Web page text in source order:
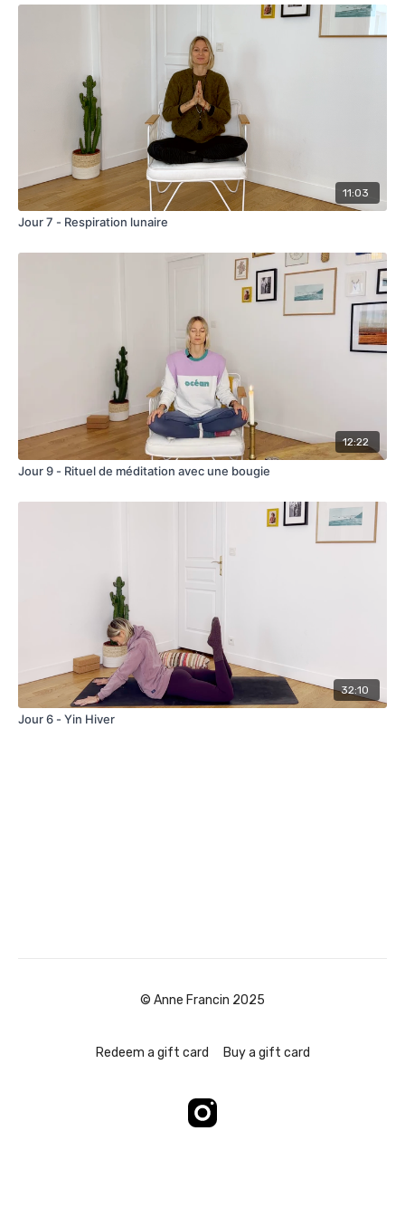
11:03
Jour 7 - Respiration lunaire
12:22
Jour 9 - Rituel de méditation avec une bougie
32:10
Jour 6 - Yin Hiver
© Anne Francin 2025
Redeem a gift card Buy a gift card